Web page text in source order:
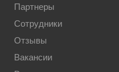
Партнеры
Сотрудники
Отзывы
Вакансии